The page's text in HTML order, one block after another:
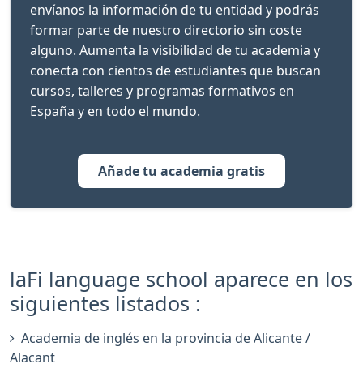
envíanos la información de tu entidad y podrás
formar parte de nuestro directorio sin coste
alguno. Aumenta la visibilidad de tu academia y
conecta con cientos de estudiantes que buscan
cursos, talleres y programas formativos en
España y en todo el mundo.
Añade tu academia gratis
laFi language school aparece en los
siguientes listados :
Academia de inglés en la provincia de Alicante /
Alacant